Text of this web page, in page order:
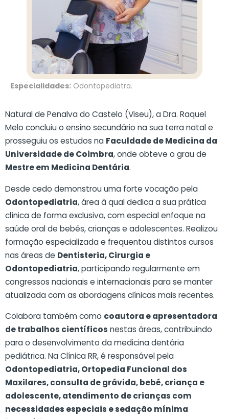
Especialidades: Odontopediatra.
Natural de Penalva do Castelo (Viseu), a Dra. Raquel
Melo concluiu o ensino secundário na sua terra natal e
prosseguiu os estudos na Faculdade de Medicina da
Universidade de Coimbra, onde obteve o grau de
Mestre em Medicina Dentária.
Desde cedo demonstrou uma forte vocação pela
Odontopediatria, área à qual dedica a sua prática
clínica de forma exclusiva, com especial enfoque na
saúde oral de bebés, crianças e adolescentes. Realizou
formação especializada e frequentou distintos cursos
nas áreas de Dentisteria, Cirurgia e
Odontopediatria, participando regularmente em
congressos nacionais e internacionais para se manter
atualizada com as abordagens clínicas mais recentes.
Colabora também como coautora e apresentadora
de trabalhos científicos nestas áreas, contribuindo
para o desenvolvimento da medicina dentária
pediátrica. Na Clínica RR, é responsável pela
Odontopediatria, Ortopedia Funcional dos
Maxilares, consulta de grávida, bebé, criança e
adolescente, atendimento de crianças com
necessidades especiais e sedação mínima